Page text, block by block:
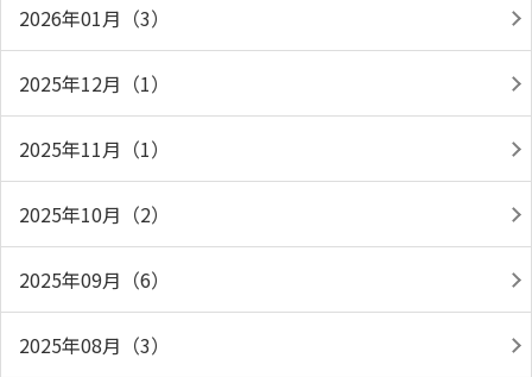
2026年01月（3）
2025年12月（1）
2025年11月（1）
2025年10月（2）
2025年09月（6）
2025年08月（3）